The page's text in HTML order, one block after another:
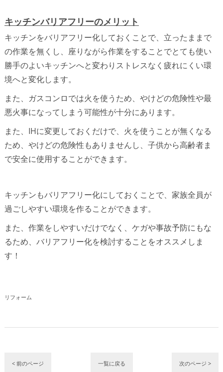
キッチンバリアフリーのメリット
キッチンをバリアフリー化しておくことで、立ったままで
の作業を無くし、座りながら作業をすることでとても使い
勝手のよいキッチンへと変わりストレスなく疲れにくい環
境へと変化します。
また、ガスコンロでは火を使うため、やけどの危険性や最
悪火事になってしまう可能性が十分にあります。
また、IHに変更しておくだけで、火を使うことが無くなる
ため、やけどの危険性もありませんし、子供から高齢者ま
で安全に使用することができます。
キッチンもバリアフリー化にしておくことで、家族全員が
過ごしやすい環境を作ることができます。
また、作業をしやすいだけでなく、ケガや事故予防にもな
るため、バリアフリー化を検討することをオススメしま
す！
リフォーム
< 前のページ 一覧に戻る 次のページ >